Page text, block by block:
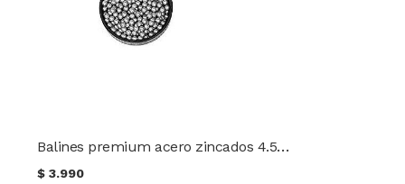
Balines premium acero zincados 4.5mm TEC 500 unidades
$3.990